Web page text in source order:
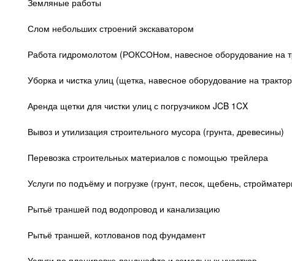
Земляные работы
Слом небольших строений экскаватором
Работа гидромолотом (РОКСОНом, навесное оборудование на
Уборка и чистка улиц (щетка, навесное оборудование на
Аренда щетки для чистки улиц с погрузчиком JCB 1CX
Вывоз и утилизация строительного мусора (грунта, древесины)
Перевозка строительных материалов с помощью трейлера
Услуги по подъёму и погрузке (грунт, песок, щебень,
Рытьё траншей под водопровод и канализацию
Рытьё траншей, котлованов под фундамент